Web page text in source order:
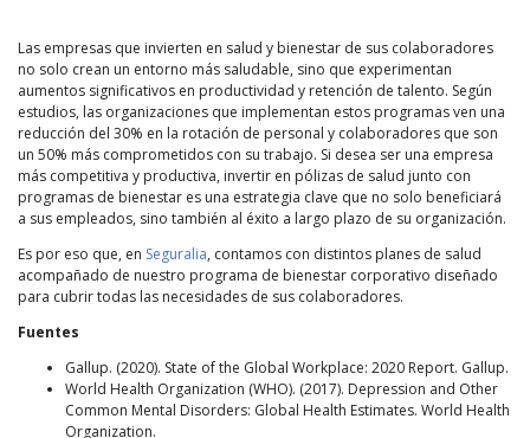
Las empresas que invierten en salud y bienestar de sus colaboradores
no solo crean un entorno más saludable, sino que experimentan
aumentos significativos en productividad y retención de talento. Según
estudios, las organizaciones que implementan estos programas ven una
reducción del 30% en la rotación de personal y colaboradores que son
un 50% más comprometidos con su trabajo. Si desea ser una empresa
más competitiva y productiva, invertir en pólizas de salud junto con
programas de bienestar es una estrategia clave que no solo beneficiará
a sus empleados, sino también al éxito a largo plazo de su organización.
Es por eso que, en Seguralia, contamos con distintos planes de salud
acompañado de nuestro programa de bienestar corporativo diseñado
para cubrir todas las necesidades de sus colaboradores.
Fuentes
Gallup. (2020). State of the Global Workplace: 2020 Report. Gallup.
World Health Organization (WHO). (2017). Depression and Other
Common Mental Disorders: Global Health Estimates. World Health
Organization.